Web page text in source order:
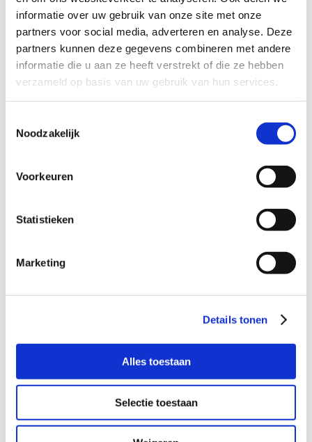
informatie over uw gebruik van onze site met onze
partners voor social media, adverteren en analyse. Deze
partners kunnen deze gegevens combineren met andere
informatie die u aan ze heeft verstrekt of die ze hebben
verzameld op basis van uw gebruik van hun services.
Noodzakelijk
Voorkeuren
Statistieken
Marketing
Details tonen
Alles toestaan
Selectie toestaan
gezin.
Woont in het Centrum, Westpolder,
Poldermolen of Wilgendonk.
Bijzonderheden:
Het zou leuk zijn als jullie huisdieren
aanwezig zijn, maar ook ouders waarvan
Wil je meer informatie?
Dan kun je contact opnemen met Judith Lorier,
coördinator Buurtgezinnen Papendrecht via
judith@buurtgezinnen.nl
of via; 06 57642718.
Aanmelden
Je kunt je ook direct aanmelden als steungezin op de